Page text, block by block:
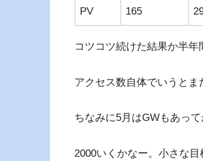
PV 165
コツコツ続けた結果か半年
アクセス数自体でいうとま
ちなみに5月はGWもあっ
2000いくかなー。小さな